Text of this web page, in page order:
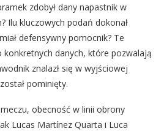
zdobył dany napastnik w
Ilu kluczowych podań dokonał
defensywny pomocnik? Te
danych, które pozwalają
znalazł się w wyjściowej
pominięty.
obecność w linii obrony
Lucas Martínez Quarta i Luca